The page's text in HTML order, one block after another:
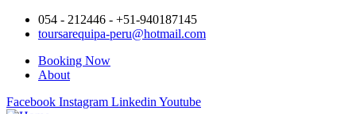
054 - 212446 - +51-940187145
toursarequipa-peru@hotmail.com
Booking Now
About
Facebook Instagram Linkedin Youtube